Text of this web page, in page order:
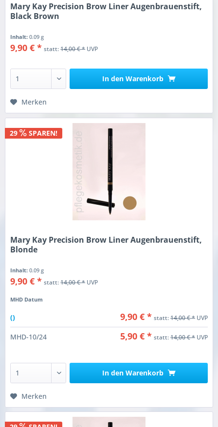
Mary Kay Precision Brow Liner Augenbrauenstift,
Black Brown
Inhalt:0.09 g
9,90 € * statt:14,00 € *UVP
In den Warenkorb
Merken
29 SPAREN!
Mary Kay Precision Brow Liner Augenbrauenstift,
Blonde
Inhalt:0.09 g
9,90 € * statt:14,00 € *UVP
MHD Datum
() 9,90 € * statt:14,00 € * UVP
MHD-10/24 5,90 € * statt:14,00 € * UVP
In den Warenkorb
Merken